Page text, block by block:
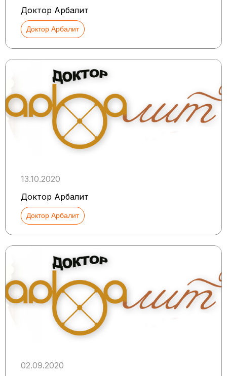
Доктор Арбалит
Доктор Арбалит
13.10.2020
Доктор Арбалит
Доктор Арбалит
02.09.2020